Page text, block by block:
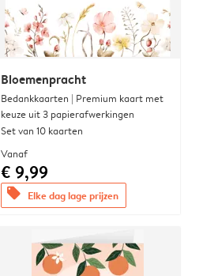
Bloemenpracht
Bedankkaarten | Premium kaart met
keuze uit 3 papierafwerkingen
Set van 10 kaarten
Vanaf
€ 9,99
offers Elke dag lage prijzen